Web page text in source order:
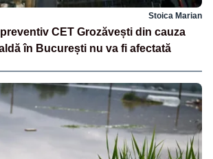
Stoica Marian
CET Grozăvești din cauza
în București nu va fi afectată